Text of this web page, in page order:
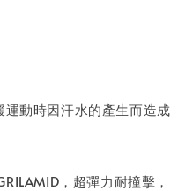
運動時因汗水的產生而造成
，超彈力耐撞擊，